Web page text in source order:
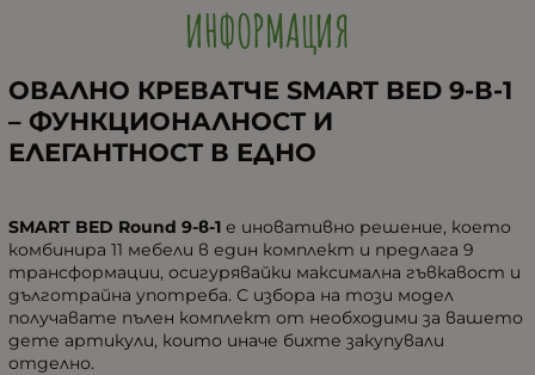
ИНФОРМАЦИЯ
ОВАЛНО КРЕВАТЧЕ SMART BED 9-В-1
– ФУНКЦИОНАЛНОСТ И
ЕЛЕГАНТНОСТ В ЕДНО
SMART BED Round 9-в-1 е иновативно решение, което
комбинира 11 мебели в един комплект и предлага 9
трансформации, осигурявайки максимална гъвкавост и
дълготрайна употреба. С избора на този модел
получавате пълен комплект от необходими за вашето
дете артикули, които иначе бихте закупували
отделно.